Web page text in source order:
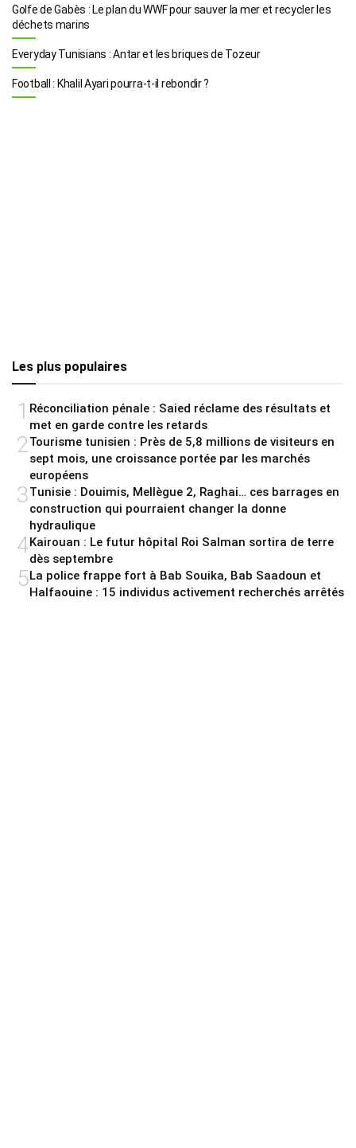
Golfe de Gabès : Le plan du WWF pour sauver la mer et recycler les
déchets marins
Everyday Tunisians : Antar et les briques de Tozeur
Football : Khalil Ayari pourra-t-il rebondir ?
Les plus populaires
1 Réconciliation pénale : Saied réclame des résultats et
met en garde contre les retards
2Tourisme tunisien : Près de 5,8 millions de visiteurs en
sept mois, une croissance portée par les marchés
européens
3Tunisie : Douimis, Mellègue 2, Raghai… ces barrages en
construction qui pourraient changer la donne
hydraulique
4Kairouan : Le futur hôpital Roi Salman sortira de terre
dès septembre
5La police frappe fort à Bab Souika, Bab Saadoun et
Halfaouine : 15 individus activement recherchés arrêtés